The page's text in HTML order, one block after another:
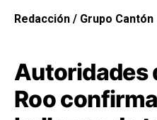
Redacción / Grupo Cantón
Autoridades
Roo